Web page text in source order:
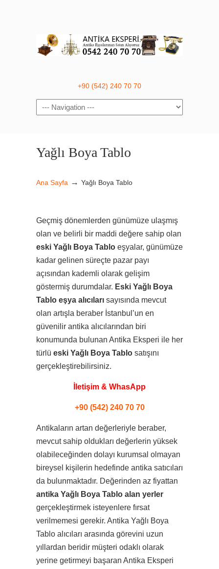
+90 (542) 240 70 70
Navigation
Yağlı Boya Tablo
Ana Sayfa → Yağlı Boya Tablo
Geçmiş dönemlerden günümüze ulaşmış
olan ve belirli bir maddi değere sahip olan
eski Yağlı Boya Tablo eşyalar, günümüze
kadar gelinen süreçte pazar payı
açısından kademli olarak gelişim
göstermiş durumdalar. Eski Yağlı Boya
Tablo eşya alıcıları sayısında mevcut
olan artışla beraber İstanbul’un en
güvenilir antika alıcılarından biri
konumunda bulunan Antika Eksperi ile her
türlü eski Yağlı Boya Tablo satışını
gerçekleştirebilirsiniz.
İletişim & WhasApp
+90 (542) 240 70 70
Antikaların artan değerleriyle beraber,
mevcut sahip oldukları değerlerin yüksek
olabileceğinden dolayı kurumsal olmayan
bireysel kişilerin hedefinde antika satıcıları
da bulunmaktadır. Değerinden az fiyattan
antika Yağlı Boya Tablo alan yerler
gerçekleştirmek isteyenlere fırsat
verilmemesi gerekir. Antika Yağlı Boya
Tablo alıcıları arasında görevini uzun
yıllardan beridir müşteri odaklı olarak
yerine getirmeyi başaran Antika Eksperi